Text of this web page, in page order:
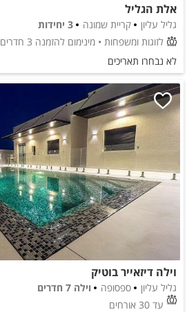
אלת הגליל
גליל עליון קריית שמונה
3 יחידות
לזוגות ומשפחות • מינימום להזמנה 3 חדרים
לא נבחרו תאריכים
וילה דיזאייר בוטיק
גליל עליון ספסופה
וילה 7 חדרים
עד 30 אורחים